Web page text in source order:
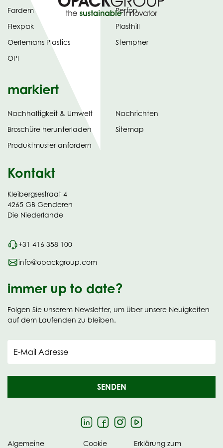
Fardem
Flexpak
Oerlemans Plastics
OPI
Perfon
Plasthill
Stempher
markiert
Nachhaltigkeit & Umwelt
Broschüre herunterladen
in
new
Produktmuster anfordern
Nachrichten
Sitemap
Kontakt
Kleibergsestraat 4
4265 GB Genderen
Die Niederlande
+31 416 358 100
info@opackgroup.com
immer up to date?
Folgen Sie unserem Newsletter, um über unsere Neuigkeiten
auf dem Laufenden zu bleiben.
E-Mail Adresse
SENDEN
Algemeine Cookie Erklärung zum